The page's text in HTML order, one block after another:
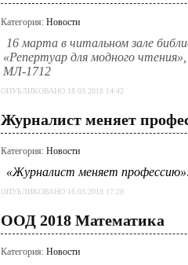
Категория: Новости
16 марта в читальном зале
«Репертуар для модного
МЛ-1712
ОПУБЛИКОВАНО 18.03.2018 14:42
Журналист меняет
Категория: Новости
«Журналист меняет
ОПУБЛИКОВАНО 16.03.2018 17:28
ООД 2018 Математика
Категория: Новости